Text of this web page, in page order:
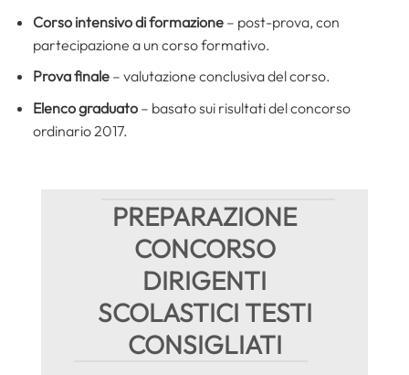
Corso intensivo di formazione– post-prova, con
partecipazione a un corso formativo.
Prova finale– valutazione conclusiva del corso.
Elenco graduato– basato sui risultati del concorso
ordinario 2017.
PREPARAZIONE
CONCORSO
DIRIGENTI
SCOLASTICI TESTI
CONSIGLIATI